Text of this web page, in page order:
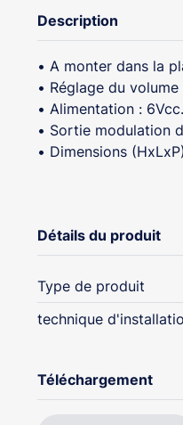
Description
• A monter dans la
• Réglage du
• Alimentation : 6Vcc.
• Sortie modulation
• Dimensions
Détails du produit
Type de produit
technique
Téléchargement